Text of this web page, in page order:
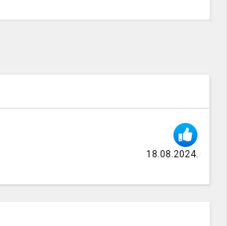
18.08.2024.